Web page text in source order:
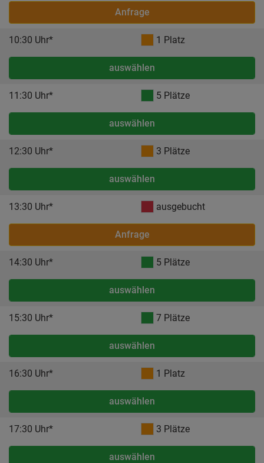
Anfrage
10:30 Uhr* 1 Platz
auswählen
11:30 Uhr* 5 Plätze
auswählen
12:30 Uhr* 3 Plätze
auswählen
13:30 Uhr* ausgebucht
Anfrage
14:30 Uhr* 5 Plätze
auswählen
15:30 Uhr* 7 Plätze
auswählen
16:30 Uhr* 1 Platz
auswählen
17:30 Uhr* 3 Plätze
auswählen